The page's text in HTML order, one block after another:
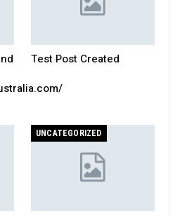
Test Post Created
UNCATEGORIZED